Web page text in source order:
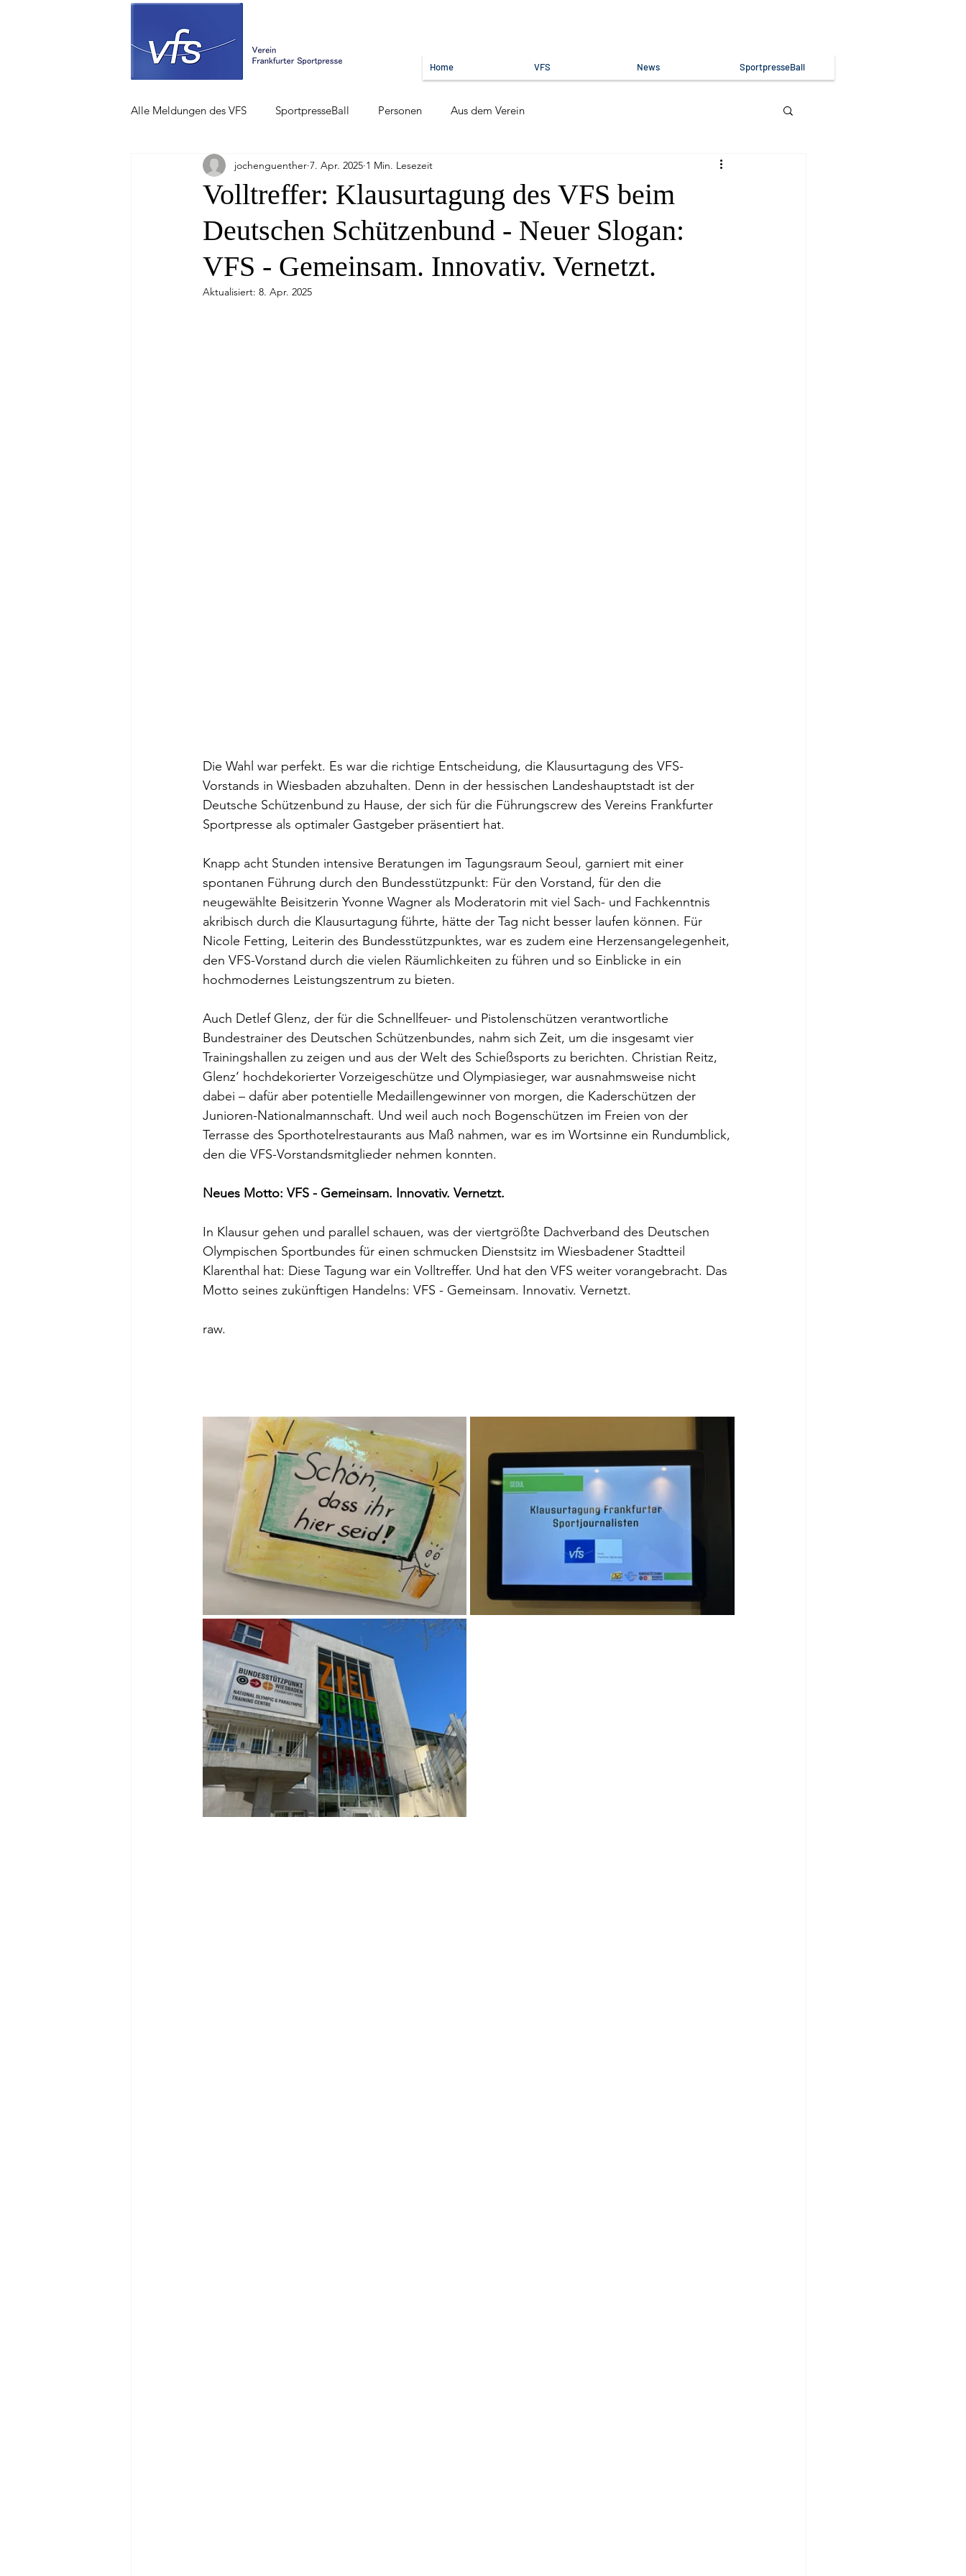
Home VFS News SportpresseBall
Alle Meldungen des VFS SportpresseBall Personen Aus dem Verein
Volltreffer: Klausurtagung des VFS beim
Deutschen Schützenbund - Neuer Slogan:
VFS - Gemeinsam. Innovativ. Vernetzt.
jochenguenther 7. Apr. 2025 1 Min. Lesezeit
Aktualisiert: 8. Apr. 2025
Die Wahl war perfekt. Es war die richtige Entscheidung, die Klausurtagung des VFS-
Vorstands in Wiesbaden abzuhalten. Denn in der hessischen Landeshauptstadt ist der
Deutsche Schützenbund zu Hause, der sich für die Führungscrew des Vereins Frankfurter
Sportpresse als optimaler Gastgeber präsentiert hat.
Knapp acht Stunden intensive Beratungen im Tagungsraum Seoul, garniert mit einer
spontanen Führung durch den Bundesstützpunkt: Für den Vorstand, für den die
neugewählte Beisitzerin Yvonne Wagner als Moderatorin mit viel Sach- und Fachkenntnis
akribisch durch die Klausurtagung führte, hätte der Tag nicht besser laufen können. Für
Nicole Fetting, Leiterin des Bundesstützpunktes, war es zudem eine Herzensangelegenheit,
den VFS-Vorstand durch die vielen Räumlichkeiten zu führen und so Einblicke in ein
hochmodernes Leistungszentrum zu bieten.
Auch Detlef Glenz, der für die Schnellfeuer- und Pistolenschützen verantwortliche
Bundestrainer des Deutschen Schützenbundes, nahm sich Zeit, um die insgesamt vier
Trainingshallen zu zeigen und aus der Welt des Schießsports zu berichten. Christian Reitz,
Glenz‘ hochdekorierter Vorzeigeschütze und Olympiasieger, war ausnahmsweise nicht
dabei – dafür aber potentielle Medaillengewinner von morgen, die Kaderschützen der
Junioren-Nationalmannschaft. Und weil auch noch Bogenschützen im Freien von der
Terrasse des Sporthotelrestaurants aus Maß nahmen, war es im Wortsinne ein Rundumblick,
den die VFS-Vorstandsmitglieder nehmen konnten.
Neues Motto: VFS - Gemeinsam. Innovativ. Vernetzt.
In Klausur gehen und parallel schauen, was der viertgrößte Dachverband des Deutschen
Olympischen Sportbundes für einen schmucken Dienstsitz im Wiesbadener Stadtteil
Klarenthal hat: Diese Tagung war ein Volltreffer. Und hat den VFS weiter vorangebracht. Das
Motto seines zukünftigen Handelns: VFS - Gemeinsam. Innovativ. Vernetzt.
raw.